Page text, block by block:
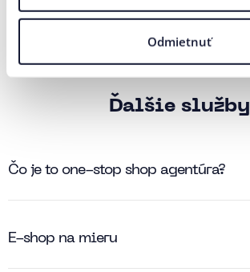
Odmietnuť
Ďalšie služby
Čo je to one-stop shop agentúra?
E-shop na mieru